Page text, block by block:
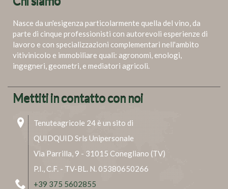
Nasce da un'esigenza particolarmente quella del vino, da
parte di cinque professionisti con autorevoli esperienze di
lavoro e con specializzazioni complementari nell'ambito
vitivinicolo e immobiliare quali: agronomi, enologi,
ingegneri, geometri, e mediatori agricoli.
Mettiti in contatto con noi
Tenuteagricole 24 è un sito di
QUIDQUID Srls Unipersonale
Via Parrilla, 9 - 31015 Conegliano (TV)
P.I., C.F. - TV-BL. N. 05380650266
+39 375 5602855